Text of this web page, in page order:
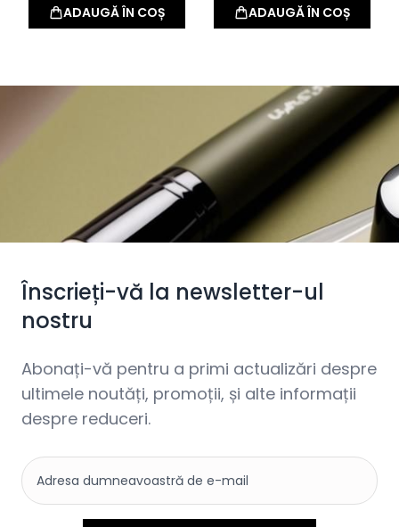
ADAUGĂ ÎN COȘ ADAUGĂ ÎN COȘ
Înscrieți-vă la newsletter-ul
nostru
Abonați-vă pentru a primi actualizări despre
ultimele noutăți, promoții, și alte informații
despre reduceri.